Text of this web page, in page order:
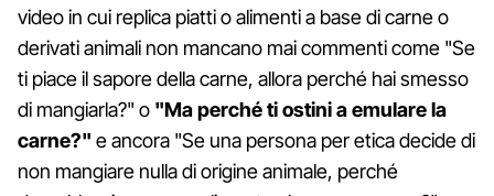
video in cui replica piatti o alimenti a base di carne o
derivati animali non mancano mai commenti come "Se
ti piace il sapore della carne, allora perché hai smesso
di mangiarla?" o "Ma perché ti ostini a emulare la
carne?" e ancora "Se una persona per etica decide di
non mangiare nulla di origine animale, perché